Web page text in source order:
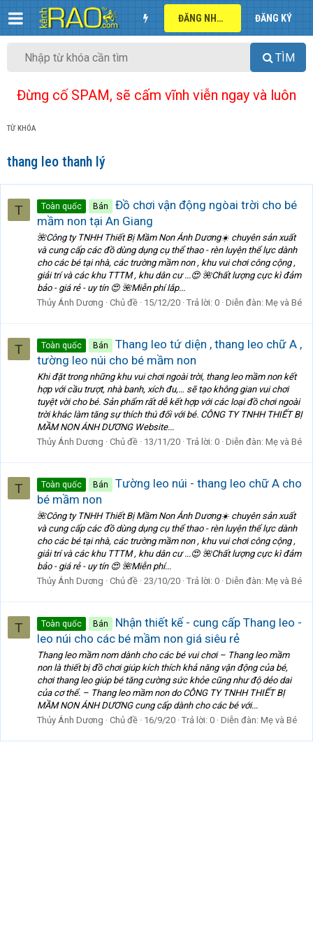
ĐĂNG NHẬP ĐĂNG KÝ
TÌM
Đừng cố SPAM, sẽ cấm vĩnh viễn ngay và luôn
TỪ KHÓA
thang leo thanh lý
T Toàn quốc Bán
Đồ chơi vận động ngòai trời cho bé
mầm non tại An Giang
🌺Công ty TNHH Thiết Bị Mầm Non Ánh Dương☀️ chuyên sản xuất
và cung cấp các đồ dùng dụng cụ thể thao - rèn luyện thể lực dành
cho các bé tại nhà, các trường mầm non , khu vui chơi công cộng ,
giải trí và các khu TTTM , khu dân cư ...😍 🌺Chất lượng cực kì đảm
bảo - giá rẻ - uy tín 😍 🌺Miễn phí lắp...
Thủy Ánh Dương
Chủ đề 15/12/20 Trả lời: 0 Diễn đàn: Mẹ và Bé
T Toàn quốc Bán
Thang leo tứ diện , thang leo chữ A ,
tường leo núi cho bé mầm non
Khi đặt trong những khu vui chơi ngoài trời, thang leo mầm non kết
hợp với cầu trượt, nhà banh, xích đu,… sẽ tạo không gian vui chơi
tuyệt vời cho bé. Sản phẩm rất dễ kết hợp với các loại đồ chơi ngoài
trời khác làm tăng sự thích thú đối với bé. CÔNG TY TNHH THIẾT BỊ
MẦM NON ÁNH DƯƠNG Website...
Thủy Ánh Dương
Chủ đề 13/11/20 Trả lời: 0 Diễn đàn: Mẹ và Bé
T Toàn quốc Bán
Tường leo núi - thang leo chữ A cho
bé mầm non
🌺Công ty TNHH Thiết Bị Mầm Non Ánh Dương☀️ chuyên sản xuất
và cung cấp các đồ dùng dụng cụ thể thao - rèn luyện thể lực dành
cho các bé tại nhà, các trường mầm non , khu vui chơi công cộng ,
giải trí và các khu TTTM , khu dân cư ...😍 🌺Chất lượng cực kì đảm
bảo - giá rẻ - uy tín 😍 🌺Miễn phí...
Thủy Ánh Dương
Chủ đề 23/10/20 Trả lời: 0 Diễn đàn: Mẹ và Bé
T Toàn quốc Bán
Nhận thiết kế - cung cấp Thang leo -
leo núi cho các bé mầm non giá siêu rẻ
Thang leo mầm nom dành cho các bé vui chơi – Thang leo mầm
non là thiết bị đồ chơi giúp kích thích khả năng vận động của bé,
chơi thang leo giúp bé tăng cường sức khỏe cũng như độ dẻo dai
của cơ thể. – Thang leo mầm non do CÔNG TY TNHH THIẾT BỊ
MẦM NON ÁNH DƯƠNG cung cấp dành cho các bé với...
Thủy Ánh Dương
Chủ đề 16/9/20 Trả lời: 0 Diễn đàn: Mẹ và Bé